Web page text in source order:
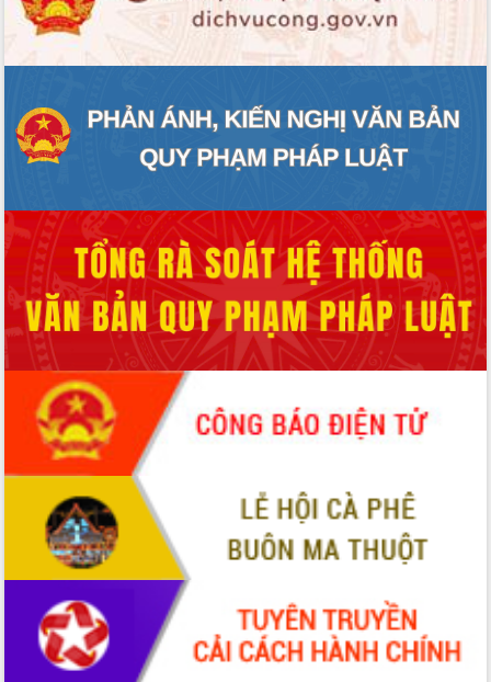
Đắk Lắk rà soát, điều chỉnh Đề án 190
về phát triển nuôi trồng thủy sản
Phó Chủ tịch UBND tỉnh Đắk Lắk
Thuột
Định vị cà phê Việt Nam như một “di
sản sống” trong dòng chảy toàn cầu
sống người dân từ những mô hình thiết
thực
Quyết liệt tháo gỡ vướng mắc, đẩy
nhanh tiến độ các dự án trọng điểm
trong Khu kinh tế Nam Phú Yên
Hòn Yến phát triển du lịch gắn với bảo
tồn biển
Lấy ý kiến điều chỉnh Quy hoạch tỉnh
Đắk Lắk thời kỳ 2021-2030, tầm nhìn
đến năm 2050
Phát động chiến dịch 30 ngày đêm
giải phóng mặt bằng Tuyến đường bộ
ven biển
Đắk Lắk nỗ lực thúc đẩy tăng trưởng
kinh tế từ 10% trở lên trong Quý
II/2026
Đắk Lắk ký kết thỏa thuận hợp tác về
chuyển đổi số giai đoạn 2026 – 2030
với Tập đoàn Bưu chính Viễn thông
Việt Nam